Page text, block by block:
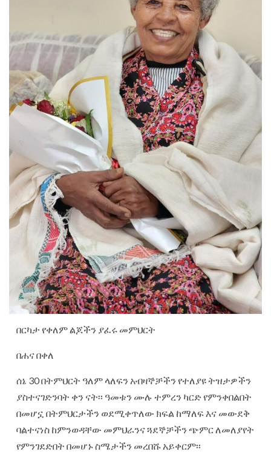
በርካታ የቀለም ልጆችን ያፈሩ መምህርት
በሐና በቀለ
ሰኔ 30 በትምህርት ዓለም ላለፍን አብዛኞቻችን የተለያዩ ትዝታዎችን
ያስተናገድንባት ቀን ናት፡፡ ዓመቱን ሙሉ ተምረን ካርድ የምንቀበልበት
በመሆኗ በትምህርታችን ወደሚቀጥለው ክፍል ከማለፍ እና መውደቅ
ባልተናነስ ከምንወዳቸው መምህራንና ጓደኞቻችን ጭምር ለመለያየት
የምንገደድበት በመሆኑ ስሜታችን መረበሹ አይቀርም፡፡